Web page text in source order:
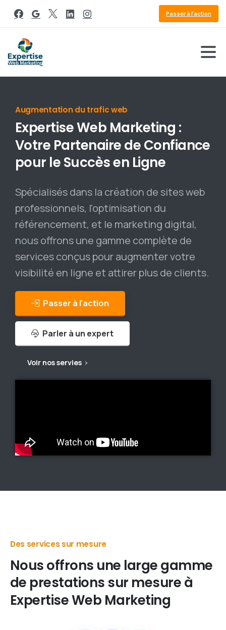
Passer à l'action
Référencement Google
ExpertiseWeb Marketing :
Votre PartenairedeConfiance
pour leSuccèsen Ligne
Spécialisés dans la création de sites web
professionnels, l'optimisation du
référencement, et le marketing digital,
nous offrons une gamme complète de
services conçus pour augmenter votre
visibilité en ligne et attirer plus de clients.
Passer à l'action
Parler à un expert
Voir nos servies
Des produits digitaux de premier choix
Nousoffrons une largegamme
de prestationssur mesureà
ExpertiseWeb Marketing